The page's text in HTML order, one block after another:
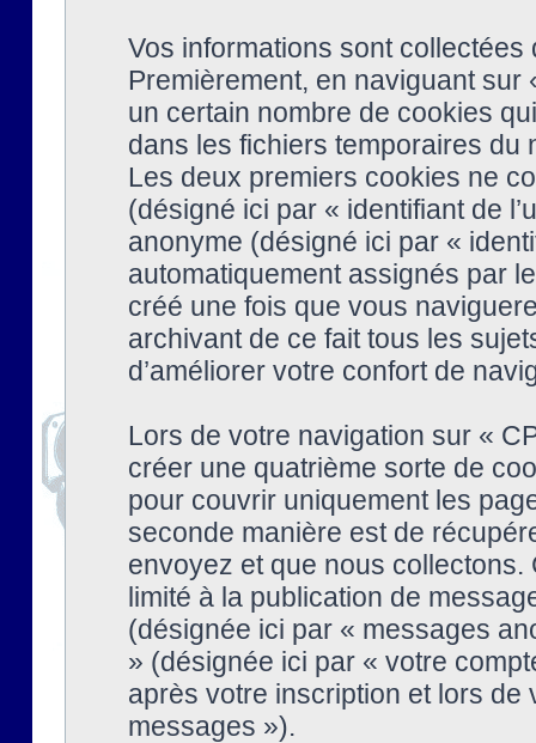
Vos informations sont
Premièrement, en naviguant
un certain nombre de cookies
dans les fichiers temporaires du
Les deux premiers cookies ne
(désigné ici par « identifiant de
anonyme (désigné ici par «
automatiquement assignés par
créé une fois que vous
archivant de ce fait tous les
d’améliorer votre confort de
Lors de votre navigation sur «
créer une quatrième sorte de
pour couvrir uniquement les
seconde manière est de
envoyez et que nous collectons.
limité à la publication de
(désignée ici par « messages
» (désignée ici par « votre
après votre inscription et lors
messages »).